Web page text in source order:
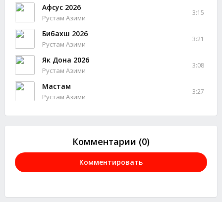
Афсус 2026
Рустам Азими
3:15
Бибахш 2026
Рустам Азими
3:21
Як Дона 2026
Рустам Азими
3:08
Мастам
Рустам Азими
3:27
Комментарии (0)
Комментировать